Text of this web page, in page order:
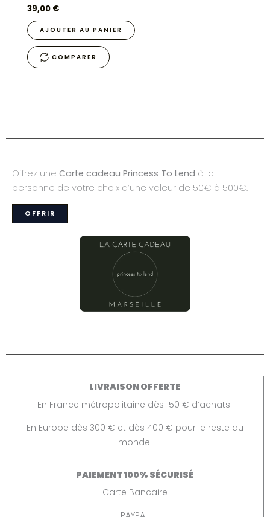
39,00 €
AJOUTER AU PANIER
COMPARER
Offrez une Carte cadeau Princess To Lend à la
personne de votre choix d’une valeur de 50€ à 500€.
OFFRIR
LIVRAISON OFFERTE
En France métropolitaine dès 150 € d’achats.
En Europe dès 300 € et dès 400 € pour le reste du
monde.
PAIEMENT 100% SÉCURISÉ
Carte Bancaire